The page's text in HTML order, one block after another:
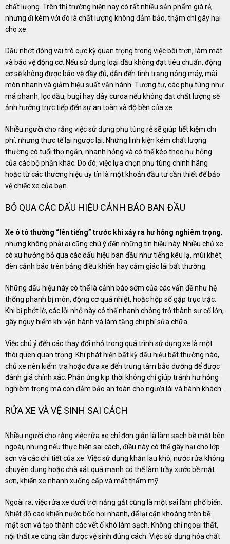
chất lượng. Trên thị trường hiện nay có rất nhiều sản phẩm giá rẻ,
nhưng đi kèm với đó là chất lượng không đảm bảo, thậm chí gây hại
cho xe.
Dầu nhớt đóng vai trò cực kỳ quan trọng trong việc bôi trơn, làm mát
và bảo vệ động cơ. Nếu sử dụng loại dầu không đạt tiêu chuẩn, động
cơ sẽ không được bảo vệ đầy đủ, dẫn đến tình trạng nóng máy, mài
mòn nhanh và giảm hiệu suất vận hành. Tương tự, các phụ tùng như
má phanh, lọc dầu, bugi hay dây curoa nếu không đạt chất lượng sẽ
ảnh hưởng trực tiếp đến sự an toàn và độ bền của xe.
Nhiều người cho rằng việc sử dụng phụ tùng rẻ sẽ giúp tiết kiệm chi
phí, nhưng thực tế lại ngược lại. Những linh kiện kém chất lượng
thường có tuổi thọ ngắn, nhanh hỏng và có thể kéo theo hư hỏng
của các bộ phận khác. Do đó, việc lựa chọn phụ tùng chính hãng
hoặc từ các thương hiệu uy tín là một khoản đầu tư cần thiết để bảo
vệ chiếc xe của bạn.
BỎ QUA CÁC DẤU HIỆU CẢNH BÁO BAN ĐẦU
Xe ô tô thường “lên tiếng” trước khi xảy ra hư hỏng nghiêm trọng,
nhưng không phải ai cũng chú ý đến những tín hiệu này. Nhiều chủ xe
có xu hướng bỏ qua các dấu hiệu ban đầu như tiếng kêu lạ, mùi khét,
đèn cảnh báo trên bảng điều khiển hay cảm giác lái bất thường.
Những dấu hiệu này có thể là cảnh báo sớm của các vấn đề như hệ
thống phanh bị mòn, động cơ quá nhiệt, hoặc hộp số gặp trục trặc.
Khi bị phớt lờ, các lỗi nhỏ này có thể nhanh chóng trở thành sự cố lớn,
gây nguy hiểm khi vận hành và làm tăng chi phí sửa chữa.
Việc chú ý đến các thay đổi nhỏ trong quá trình sử dụng xe là một
thói quen quan trọng. Khi phát hiện bất kỳ dấu hiệu bất thường nào,
chủ xe nên kiểm tra hoặc đưa xe đến trung tâm bảo dưỡng để được
đánh giá chính xác. Phản ứng kịp thời không chỉ giúp tránh hư hỏng
nghiêm trọng mà còn đảm bảo an toàn cho người lái và hành khách.
RỬA XE VÀ VỆ SINH SAI CÁCH
Nhiều người cho rằng việc rửa xe chỉ đơn giản là làm sạch bề mặt bên
ngoài, nhưng nếu thực hiện sai cách, điều này có thể gây hại cho lớp
sơn và các chi tiết của xe. Việc sử dụng khăn lau khô, nước rửa không
chuyên dụng hoặc chà xát quá mạnh có thể làm trầy xước bề mặt
sơn, khiến xe nhanh xuống cấp và mất thẩm mỹ.
Ngoài ra, việc rửa xe dưới trời nắng gắt cũng là một sai lầm phổ biến.
Nhiệt độ cao khiến nước bốc hơi nhanh, để lại cặn khoáng trên bề
mặt sơn và tạo thành các vết ố khó làm sạch. Không chỉ ngoại thất,
nội thất xe cũng cần được vệ sinh đúng cách. Việc sử dụng hóa chất